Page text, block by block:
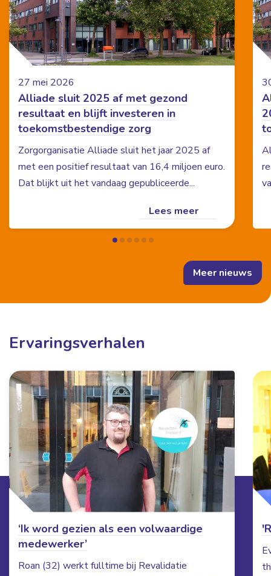
27 mei 2026
Alliade sluit 2025 af met gezond
resultaat en blijft investeren in
toekomstbestendige zorg
Zorgorganisatie Alliade sluit het jaar 2025 af
met een positief resultaat van 16,4 miljoen euro.
Dat blijkt uit het vandaag gepubliceerde...
Lees meer
Meer nieuws
Ervaringsverhalen
‘Ik word gezien als een volwaardige
medewerker’
Roan (32) werkt fulltime bij Revalidatie